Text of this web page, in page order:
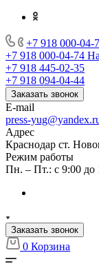
+7 918 000-04-
+7 918 000-04-74
+7 918 445-02-35
+7 918 094-04-44
Заказать звонок
E-mail
press-
Адрес
Краснодар ст.
Режим работы
Пн. – Пт.: с 9:00 до
Заказать звонок
0 Корзина